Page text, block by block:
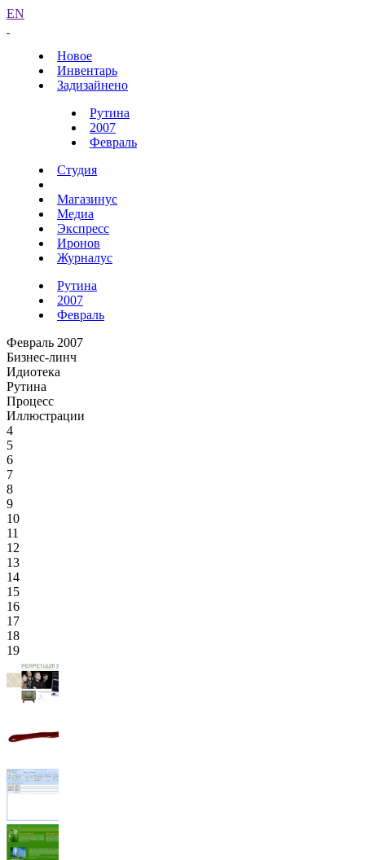
EN
Новое
Инвентарь
Задизайнено
Рутина
2007
Февраль
Студия
Магазинус
Медиа
Экспресс
Иронов
Журналус
Рутина
2007
Февраль
Февраль 2007
Бизнес-линч
Идиотека
Рутина
Процесс
Иллюстрации
4
5
6
7
8
9
10
11
12
13
14
15
16
17
18
19